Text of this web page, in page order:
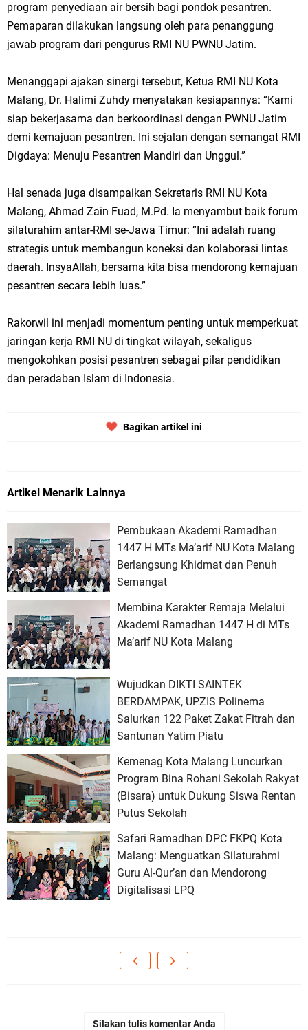
program penyediaan air bersih bagi pondok pesantren.
Pemaparan dilakukan langsung oleh para penanggung
jawab program dari pengurus RMI NU PWNU Jatim.
Menanggapi ajakan sinergi tersebut, Ketua RMI NU Kota
Malang, Dr. Halimi Zuhdy menyatakan kesiapannya: “Kami
siap bekerjasama dan berkoordinasi dengan PWNU Jatim
demi kemajuan pesantren. Ini sejalan dengan semangat RMI
Digdaya: Menuju Pesantren Mandiri dan Unggul.”
Hal senada juga disampaikan Sekretaris RMI NU Kota
Malang, Ahmad Zain Fuad, M.Pd. Ia menyambut baik forum
silaturahim antar-RMI se-Jawa Timur: “Ini adalah ruang
strategis untuk membangun koneksi dan kolaborasi lintas
daerah. InsyaAllah, bersama kita bisa mendorong kemajuan
pesantren secara lebih luas.”
Rakorwil ini menjadi momentum penting untuk memperkuat
jaringan kerja RMI NU di tingkat wilayah, sekaligus
mengokohkan posisi pesantren sebagai pilar pendidikan
dan peradaban Islam di Indonesia.
Bagikan artikel ini
Artikel Menarik Lainnya
Pembukaan Akademi Ramadhan
1447 H MTs Ma’arif NU Kota Malang
Berlangsung Khidmat dan Penuh
Semangat
Membina Karakter Remaja Melalui
Akademi Ramadhan 1447 H di MTs
Ma’arif NU Kota Malang
Wujudkan DIKTI SAINTEK
BERDAMPAK, UPZIS Polinema
Salurkan 122 Paket Zakat Fitrah dan
Santunan Yatim Piatu
Kemenag Kota Malang Luncurkan
Program Bina Rohani Sekolah Rakyat
(Bisara) untuk Dukung Siswa Rentan
Putus Sekolah
Safari Ramadhan DPC FKPQ Kota
Malang: Menguatkan Silaturahmi
Guru Al-Qur’an dan Mendorong
Digitalisasi LPQ
Silakan tulis komentar Anda